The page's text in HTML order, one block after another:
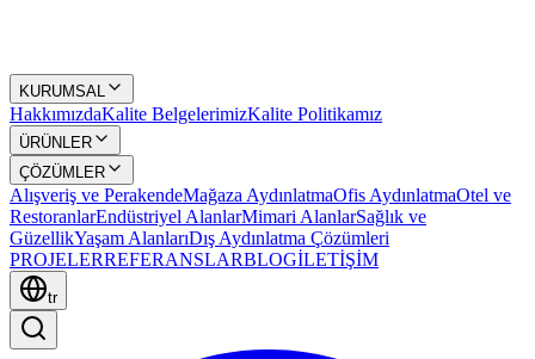
KURUMSAL
HakkımızdaKalite BelgelerimizKalite Politikamız
ÜRÜNLER
ÇÖZÜMLER
Alışveriş ve PerakendeMağaza AydınlatmaOfis AydınlatmaOtel ve
RestoranlarEndüstriyel AlanlarMimari AlanlarSağlık ve
GüzellikYaşam AlanlarıDış Aydınlatma Çözümleri
PROJELERREFERANSLARBLOGİLETİŞİM
tr